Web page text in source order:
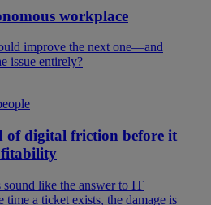
workplace
improve the next one—and
issue entirely?
of digital friction before it
sound like the answer to IT
a ticket exists, the damage is